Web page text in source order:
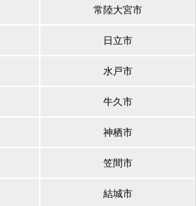
常陸大宮市
日立市
水戸市
牛久市
神栖市
笠間市
結城市